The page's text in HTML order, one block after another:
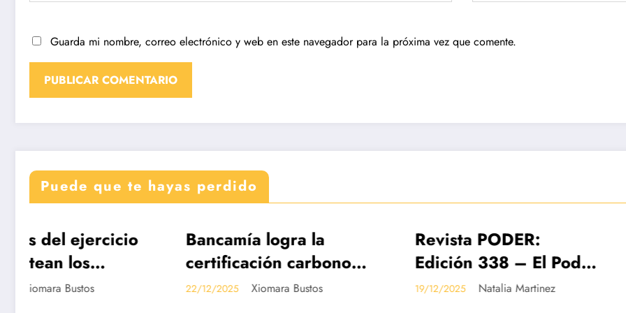
Guarda mi nombre, correo electrónico y web en este navegador para la próxima vez que comente.
Puede que te hayas perdido
DESTACADAS
Bancamía logra la
certificación carbono
neutralidad, bajo la
22/12/2025
DESTACADAS
Revista PODER:
Edición 338 – El Poder
de Colombia en
19/12/2025
DESTACADAS
Petro vuelve a
una
archivo de la
18/12/2025 Valentina